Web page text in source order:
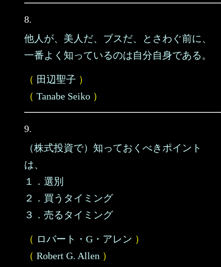
8.
他人が、美人だ、ブスだ、とさわぐ前に、
一番よく知っているのは自分自身である。
（ 田辺聖子 ）
（ Tanabe Seiko ）
9.
（株式投資で）知っておくべきポイント
は、
１．選別
２．買うタイミング
３．売るタイミング
（ ロバート・G・アレン ）
（ Robert G. Allen ）